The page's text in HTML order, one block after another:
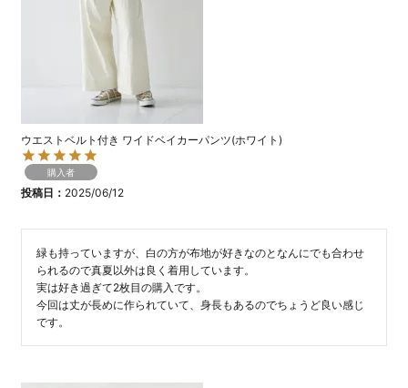
ウエストベルト付き ワイドベイカーパンツ(ホワイト)
購入者
投稿日 2025/06/12
緑も持っていますが、白の方が布地が好きなのとなんにでも合わせ
られるので真夏以外は良く着用しています。
実は好き過ぎて2枚目の購入です。
今回は丈が長めに作られていて、身長もあるのでちょうど良い感じ
です。